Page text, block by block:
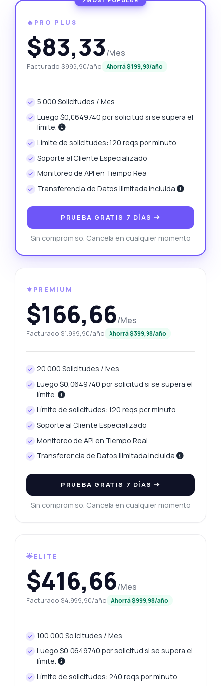
🔥PRO PLUS
$83,33/Mes
Facturado $999,90/año Ahorrá $199,98/año
5.000 Solicitudes / Mes
Luego $0,0649740 por solicitud si se supera el
límite.
Límite de solicitudes: 120 reqs por minuto
Soporte al Cliente Especializado
Monitoreo de API en Tiempo Real
Transferencia de Datos Ilimitada Incluida
PRUEBA GRATIS 7 DÍAS
Sin compromiso. Cancela en cualquier momento
⚜️PREMIUM
$166,66/Mes
Facturado $1.999,90/año Ahorrá $399,98/año
20.000 Solicitudes / Mes
Luego $0,0649740 por solicitud si se supera el
límite.
Límite de solicitudes: 120 reqs por minuto
Soporte al Cliente Especializado
Monitoreo de API en Tiempo Real
Transferencia de Datos Ilimitada Incluida
PRUEBA GRATIS 7 DÍAS
Sin compromiso. Cancela en cualquier momento
🌟ELITE
$416,66/Mes
Facturado $4.999,90/año Ahorrá $999,98/año
100.000 Solicitudes / Mes
Luego $0,0649740 por solicitud si se supera el
límite.
Límite de solicitudes: 240 reqs por minuto